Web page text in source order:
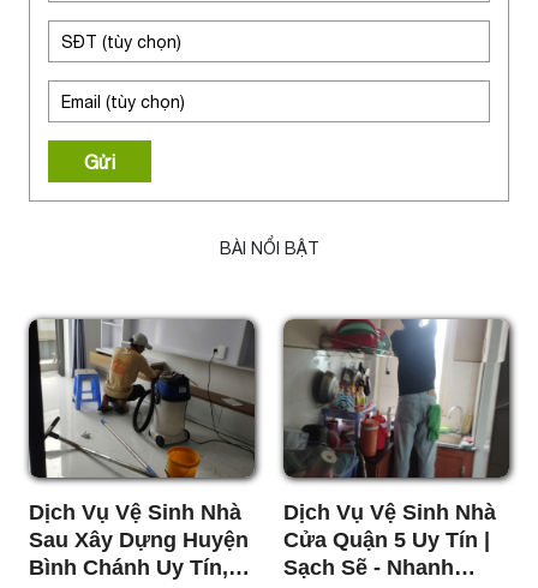
Gửi
BÀI NỔI BẬT
Dịch Vụ Vệ Sinh Nhà
Sau Xây Dựng Huyện
Bình Chánh Uy Tín,
Dịch Vụ Vệ Sinh Nhà
Cửa Quận 5 Uy Tín |
Sạch Sẽ - Nhanh